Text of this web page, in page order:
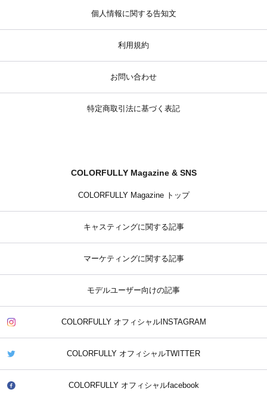
個人情報に関する告知文
利用規約
お問い合わせ
特定商取引法に基づく表記
COLORFULLY Magazine & SNS
COLORFULLY Magazine トップ
キャスティングに関する記事
マーケティングに関する記事
モデルユーザー向けの記事
COLORFULLY オフィシャルINSTAGRAM
COLORFULLY オフィシャルTWITTER
COLORFULLY オフィシャルfacebook